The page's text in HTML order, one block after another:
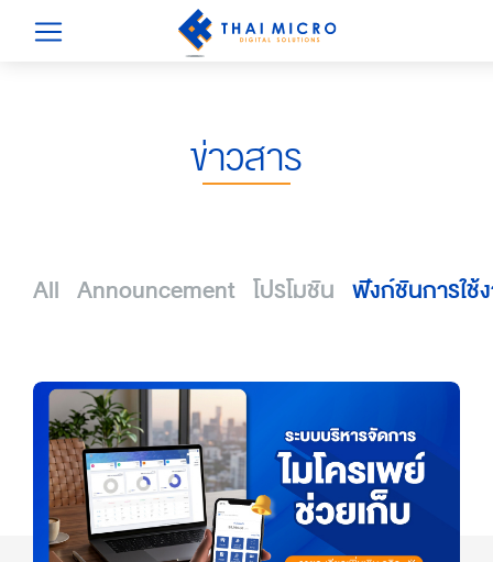
ข่าวสาร
All Announcement โปรโมชัน ฟังก์ชันการใช้